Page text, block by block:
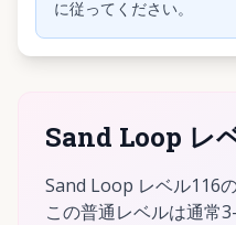
に従ってください。
Sand Loop レ
Sand Loop レベル116
この普通レベルは通常